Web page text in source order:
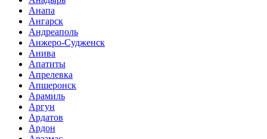
Анапа
Ангарск
Андреаполь
Анжеро-Судженск
Анива
Апатиты
Апрелевка
Апшеронск
Арамиль
Аргун
Ардатов
Ардон